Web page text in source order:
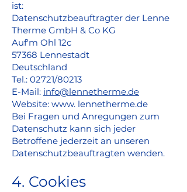
ist:
Datenschutzbeauftragter der Lenne
Therme GmbH & Co KG
Auf'm Ohl 12c
57368 Lennestadt
Deutschland
Tel.: 02721/80213
E-Mail: info@lennetherme.de
Website: www. lennetherme.de
Bei Fragen und Anregungen zum
Datenschutz kann sich jeder
Betroffene jederzeit an unseren
Datenschutzbeauftragten wenden.
4. Cookies